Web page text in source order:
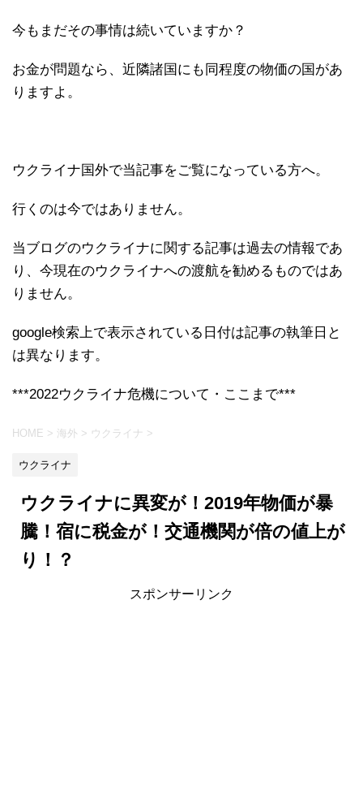
今もまだその事情は続いていますか？
お金が問題なら、近隣諸国にも同程度の物価の国があ
りますよ。
ウクライナ国外で当記事をご覧になっている方へ。
行くのは今ではありません。
当ブログのウクライナに関する記事は過去の情報であ
り、今現在のウクライナへの渡航を勧めるものではあ
りません。
google検索上で表示されている日付は記事の執筆日と
は異なります。
***2022ウクライナ危機について・ここまで***
HOME > 海外 > ウクライナ >
ウクライナ
ウクライナに異変が！2019年物価が暴
騰！宿に税金が！交通機関が倍の値上が
り！？
スポンサーリンク